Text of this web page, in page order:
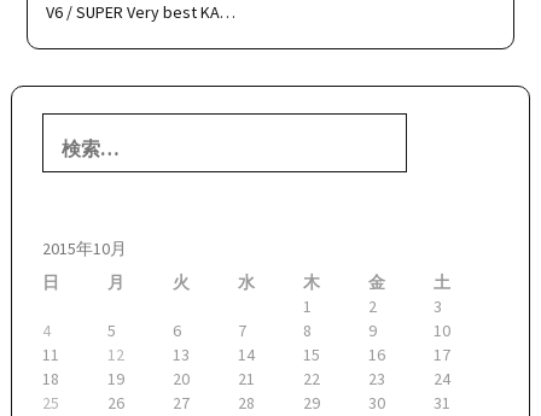
V6 / SUPER Very best KA…
索:
2015年10月
日
月 火 水 木 金
土
1
2
3
4
5 6 7 8 9
10
11
12 13 14 15 16
17
18
19 20 21 22 23
24
25
26 27 28 29 30 31